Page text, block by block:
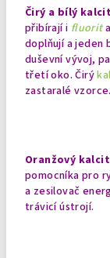
Čirý a bílý
přibírají i fluorita
doplňují a jeden
duševní vývoj,
třetí oko. Čirý
zastaralé vzorce.
Oranžový kalcit
pomocníka pro
a zesilovač
trávicí ústrojí.